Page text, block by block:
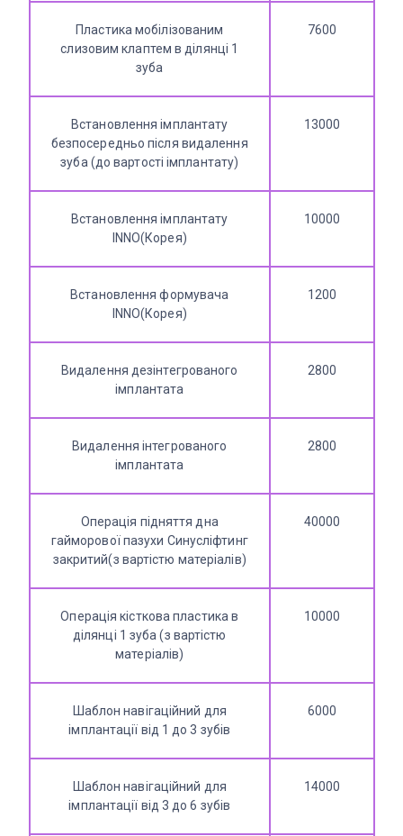
Пластика мобілізованим
слизовим клаптем в ділянці 1
зуба
7600
Встановлення імплантату
безпосередньо після видалення
зуба (до вартості імплантату)
13000
Встановлення імплантату
INNO(Корея)
10000
Встановлення формувача
INNO(Корея)
1200
Видалення дезінтегрованого
імплантата
2800
Видалення інтегрованого
імплантата
2800
Операція підняття дна
гайморової пазухи Синусліфтинг
закритий(з вартістю матеріалів)
40000
Операція кісткова пластика в
ділянці 1 зуба (з вартістю
матеріалів)
10000
Шаблон навігаційний для
імплантації від 1 до 3 зубів
6000
Шаблон навігаційний для
імплантації від 3 до 6 зубів
14000